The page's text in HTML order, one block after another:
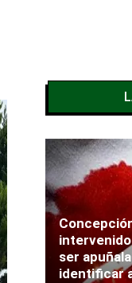
ser
identificar